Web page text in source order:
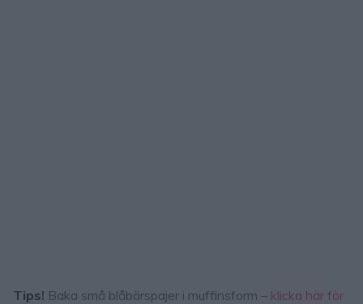
Tips! Baka små blåbärspajer i muffinsform – klicka här för